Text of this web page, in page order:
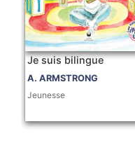
Je suis bilingue
A. ARMSTRONG
Jeunesse